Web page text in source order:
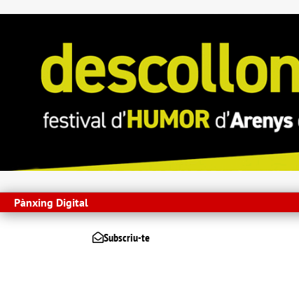
Pànxing Digital
Subscriu-te